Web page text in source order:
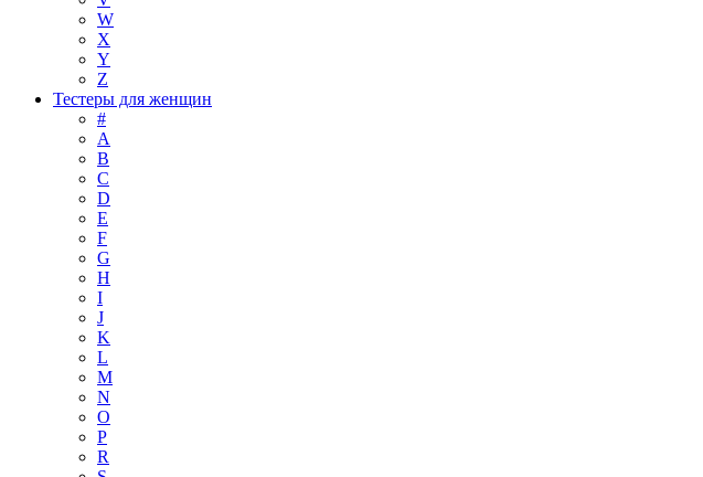
W
X
Y
Z
Тестеры для женщин
#
A
B
C
D
E
F
G
H
I
J
K
L
M
N
O
P
R